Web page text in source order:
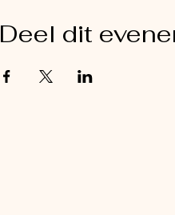
Deel dit